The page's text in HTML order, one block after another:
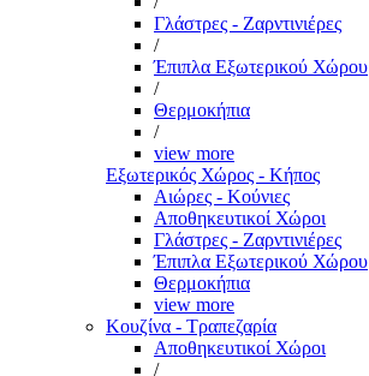
Γλάστρες - Ζαρντινιέρες
/
Έπιπλα Εξωτερικού Χώρου
/
Θερμοκήπια
/
view more
Εξωτερικός Χώρος - Κήπος
Αιώρες - Κούνιες
Αποθηκευτικοί Χώροι
Γλάστρες - Ζαρντινιέρες
Έπιπλα Εξωτερικού Χώρου
Θερμοκήπια
view more
Κουζίνα - Τραπεζαρία
Αποθηκευτικοί Χώροι
/